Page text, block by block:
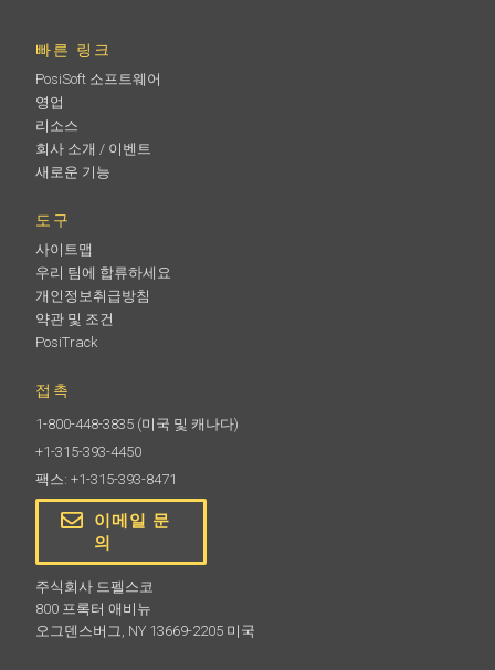
빠른 링크
PosiSoft 소프트웨어
영업
리소스
회사 소개 / 이벤트
새로운 기능
도구
사이트맵
우리 팀에 합류하세요
개인정보취급방침
약관 및 조건
PosiTrack
접촉
1-800-448-3835 (미국 및 캐나다)
+1-315-393-4450
팩스: +1-315-393-8471
이메일 문
의
주식회사 드펠스코
800 프록터 애비뉴
오그덴스버그, NY 13669-2205 미국